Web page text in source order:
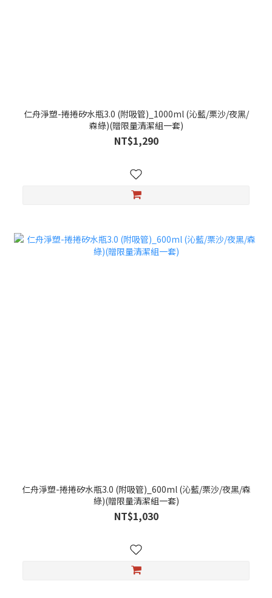
仁舟淨塑-捲捲矽水瓶3.0 (附吸管)_1000ml (沁藍/栗沙/夜黑/
森綠)(贈限量清潔組一套)
NT$1,290
仁舟淨塑-捲捲矽水瓶3.0 (附吸管)_600ml (沁藍/栗沙/夜黑/森
綠)(贈限量清潔組一套)
NT$1,030